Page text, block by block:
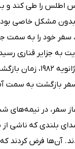
اطلس را طی کند و
بدون مشکل خاصی
سفر خود را به سمت
به جزایر قناری
آفریقا قرار دارد. در
بازگشت به سمت
سفر، در نیمه‌های
بلندی که ناشی از
آن‌ها فرض کردند